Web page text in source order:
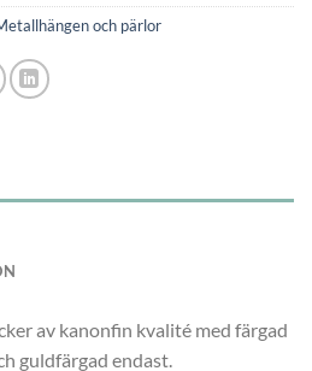
och pärlor
av kanonfin kvalité med färgad
guldfärgad endast.